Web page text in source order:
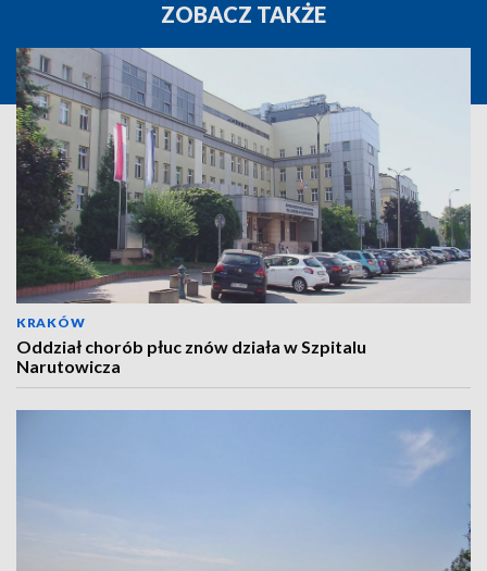
ZOBACZ TAKŻE
KRAKÓW
Oddział chorób płuc znów działa w Szpitalu
Narutowicza